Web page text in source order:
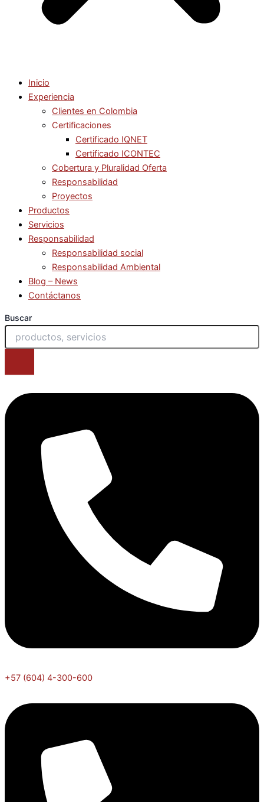
Inicio
Experiencia
Clientes en Colombia
Certificaciones
Certificado IQNET
Certificado ICONTEC
Cobertura y Pluralidad Oferta
Responsabilidad
Proyectos
Productos
Servicios
Responsabilidad
Responsabilidad social
Responsabilidad Ambiental
Blog – News
Contáctanos
Buscar
+57 (604) 4-300-600